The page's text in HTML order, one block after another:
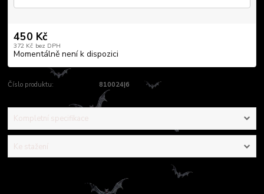
450 Kč
372 Kč bez DPH
Momentálně není k dispozici
Číslo produktu: 810024|6
Kompletní specifikace
Ke stažení
Kompletní specifikace